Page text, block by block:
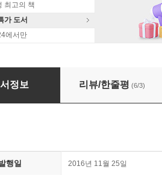
최고의 책
가 도서
에서만
다
정보 리뷰/한줄평 (6/3)
행일 2016년 11월 25일